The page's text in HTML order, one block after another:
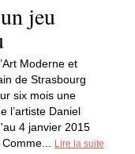
jeu
Moderne et
de Strasbourg
six mois une
l’artiste Daniel
4 janvier 2015
Lire la suite